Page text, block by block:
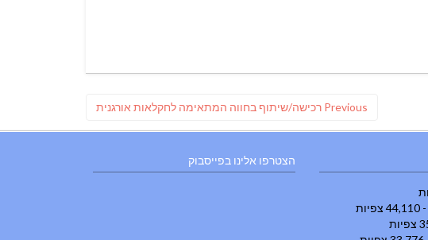
Previous
Previous
רכישה/שיתוף בחווה המתאימה לחקלאות אורגנית
הצטרפו אלינו בפייסבוק
- 44,110 צפיות